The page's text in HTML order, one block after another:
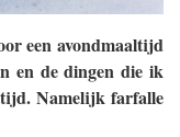
een avondmaaltijd
en de dingen die ik
Namelijk farfalle